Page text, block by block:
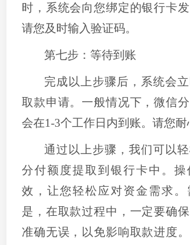
时，系统会向您绑定的银行卡发
请您及时输入验证码。
第七步：等待到账
完成以上步骤后，系统会
取款申请。一般情况下，微信
会在1-3个工作日内到账。请您耐
通过以上步骤，我们可以
分付额度提取到银行卡中。操
效，让您轻松应对资金需求。
是，在取款过程中，一定要确
准确无误，以免影响取款进度